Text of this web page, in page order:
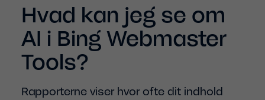
Hvad kan jeg se om
AI i Bing Webmaster
Tools?
Rapporterne viser hvor ofte dit indhold